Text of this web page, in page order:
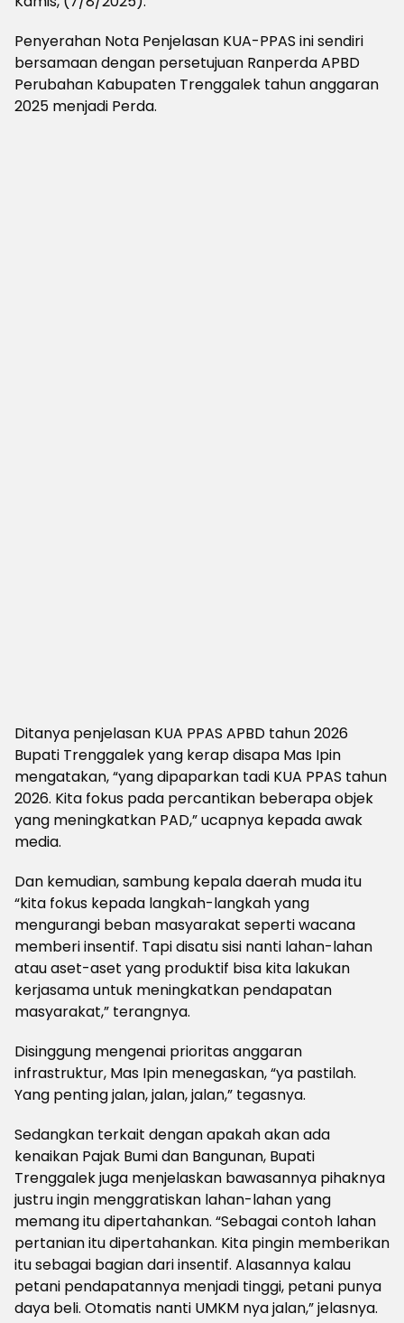
Penyerahan Nota Penjelasan KUA-PPAS ini sendiri
bersamaan dengan persetujuan Ranperda APBD
Perubahan Kabupaten Trenggalek tahun anggaran
2025 menjadi Perda.
Ditanya penjelasan KUA PPAS APBD tahun 2026
Bupati Trenggalek yang kerap disapa Mas Ipin
mengatakan, “yang dipaparkan tadi KUA PPAS tahun
2026. Kita fokus pada percantikan beberapa objek
yang meningkatkan PAD,” ucapnya kepada awak
media.
Dan kemudian, sambung kepala daerah muda itu
“kita fokus kepada langkah-langkah yang
mengurangi beban masyarakat seperti wacana
memberi insentif. Tapi disatu sisi nanti lahan-lahan
atau aset-aset yang produktif bisa kita lakukan
kerjasama untuk meningkatkan pendapatan
masyarakat,” terangnya.
Disinggung mengenai prioritas anggaran
infrastruktur, Mas Ipin menegaskan, “ya pastilah.
Yang penting jalan, jalan, jalan,” tegasnya.
Sedangkan terkait dengan apakah akan ada
kenaikan Pajak Bumi dan Bangunan, Bupati
Trenggalek juga menjelaskan bawasannya pihaknya
justru ingin menggratiskan lahan-lahan yang
memang itu dipertahankan. “Sebagai contoh lahan
pertanian itu dipertahankan. Kita pingin memberikan
itu sebagai bagian dari insentif. Alasannya kalau
petani pendapatannya menjadi tinggi, petani punya
daya beli. Otomatis nanti UMKM nya jalan,” jelasnya.